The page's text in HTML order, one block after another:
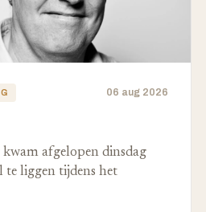
06 aug 2026
afgelopen dinsdag
liggen tijdens het